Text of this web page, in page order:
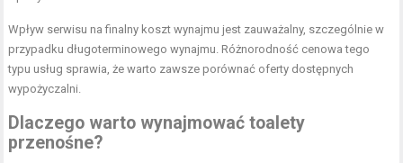
Wpływ serwisu na finalny koszt wynajmu jest zauważalny, szczególnie w
przypadku długoterminowego wynajmu. Różnorodność cenowa tego
typu usług sprawia, że warto zawsze porównać oferty dostępnych
wypożyczalni.
Dlaczego warto wynajmować toalety
przenośne?